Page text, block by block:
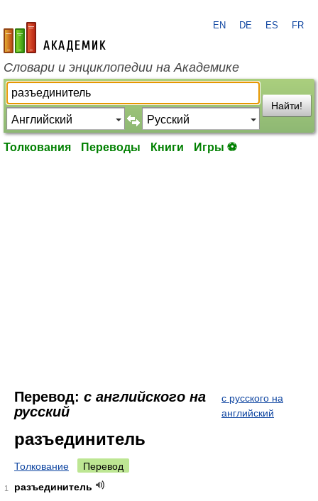
academic.ru
EN DE ES FR
Словари и энциклопедии на Академике
Найти!
Толкования Переводы Книги Игры ⚽
Перевод: с английского на
русский
с русского на
английский
разъединитель
Толкование Перевод
1
разъединитель